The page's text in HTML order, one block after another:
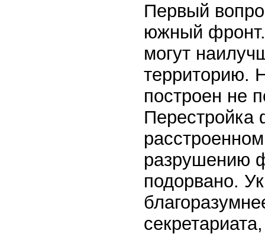
Первый
южный
могут
территорию.
построен не
Перестройка
разрушению
подорвано.